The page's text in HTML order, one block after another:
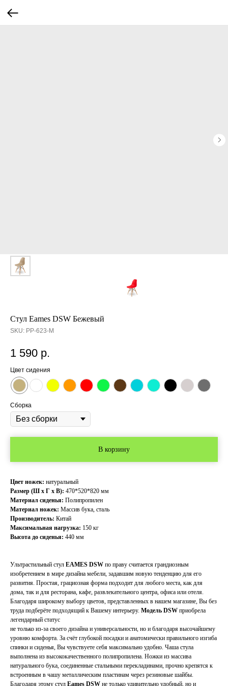
Cтул Eames DSW Бежевый
SKU: PP-623-M
1 590 р.
Цвет сидения
Сборка
В корзину
Цвет ножек: натуральный
Размер (Ш х Г х В): 470*520*820 мм
Материал сиденья: Полипропилен
Материал ножек: Массив бука, сталь
Производитель: Китай
Максимальная нагрузка: 150 кг
Высота до сиденья: 440 мм
Ультрастильный стул EAMES DSW по праву считается грандиозным
изобретением в мире дизайна мебели, задавшим новую тенденцию для его
развития. Простая, грациозная форма подходит для любого места, как для
дома, так и для ресторана, кафе, развлекательного центра, офиса или отеля.
Благодаря широкому выбору цветов, представленных в нашем магазине, Вы без
труда подберёте подходящий к Вашему интерьеру. Модель DSW приобрела
легендарный статус
не только из-за своего дизайна и универсальности, но и благодаря высочайшему
уровню комфорта. За счёт глубокой посадки и анатомически правильного изгиба
спинки и сиденья, Вы чувствуете себя максимально удобно. Чаша стула
выполнена из высококачественного полипропилена. Ножки из массива
натурального бука, соединенные стальными перекладинами, прочно крепятся к
встроенным в чашу металлическим пластинам через резиновые шайбы.
Благодаря этому стул Eames DSW не только удивительно удобный, но и